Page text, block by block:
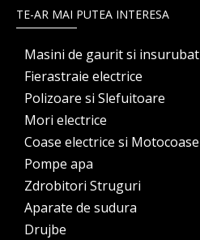
TE-AR MAI PUTEA INTERESA
Masini de gaurit si insurubat
Fierastraie electrice
Polizoare si Slefuitoare
Mori electrice
Coase electrice si Motocoase
Pompe apa
Zdrobitori Struguri
Aparate de sudura
Drujbe